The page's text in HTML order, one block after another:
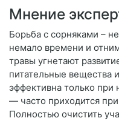
Мнение
Борьба с сорняками –
немало времени и
травы угнетают
питательные вещества
эффективна только при
— часто приходится
Полностью очистить